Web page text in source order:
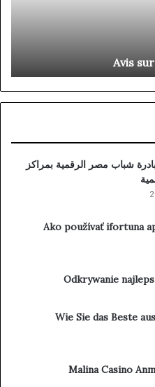
Avis
شباب مصر الرقمية بمراكز
Ako používať ifortuna
Odkrywanie
Wie Sie das Beste
Malina Casino